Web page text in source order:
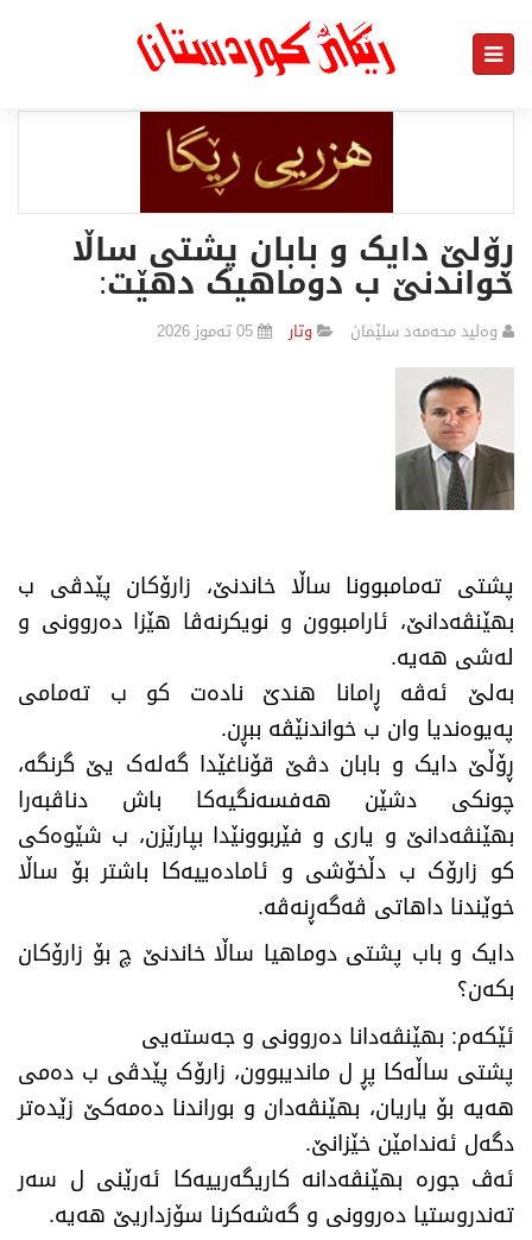
ڕۆلێ دایک و بابان پشتی ساڵا
خواندنێ ب دوماهیک دهێت:
وەلید محەمەد سلێمان وتار 05 تەموز 2026
پشتی تەمامبوونا ساڵا خاندنێ، زارۆکان پێدڤی ب
بهێنڤەدانێ، ئارامبوون و نویکرنەڤا هێزا دەروونی و
لەشی هەیە.
بەلێ ئەڤە ڕامانا هندێ نادەت کو ب تەمامی
پەیوەندیا وان ب خواندنێڤە ببڕن.
ڕۆڵێ دایک و بابان دڤێ قۆناغێدا گەلەک یێ گرنگە،
چونکی دشێن هەفسەنگیەکا باش دناڤبەرا
بهێنڤەدانێ و یاری و فێربوونێدا بپارێزن، ب شێوەکی
کو زارۆک ب دڵخۆشی و ئامادەییەکا باشتر بۆ ساڵا
خوێندنا داهاتی ڤەگەڕنەڤە.
دایک و باب پشتی دوماهیا ساڵا خاندنێ چ بۆ زارۆکان
بکەن؟
ئێکەم: بهێنڤەدانا دەروونی و جەستەیی
پشتی ساڵەکا پڕ ل ماندیبوون، زارۆک پێدڤی ب دەمی
هەیە بۆ یاریان، بهێنڤەدان و بوراندنا دەمەکێ زێدەتر
دگەل ئەندامێن خێزانێ.
ئەڤ جورە بهێنڤەدانە کاریگەرییەکا ئەرێنی ل سەر
تەندروستیا دەروونی و گەشەکرنا سۆزداریێ هەیە.